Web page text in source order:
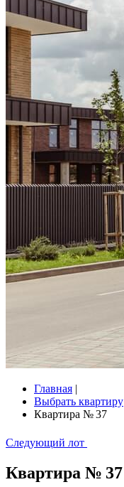
Главная |
Выбрать квартиру
Квартира № 37
Следующий лот
Квартира № 37